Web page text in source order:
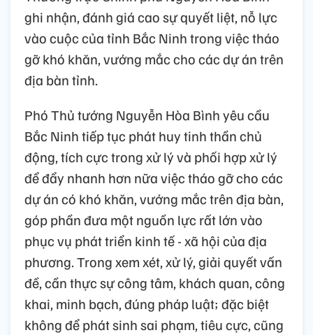
ghi nhận, đánh giá cao sự quyết liệt, nỗ lực
vào cuộc của tỉnh Bắc Ninh trong việc tháo
gỡ khó khăn, vướng mắc cho các dự án trên
địa bàn tỉnh.
Phó Thủ tướng Nguyễn Hòa Bình yêu cầu
Bắc Ninh tiếp tục phát huy tinh thần chủ
động, tích cực trong xử lý và phối hợp xử lý
để đẩy nhanh hơn nữa việc tháo gỡ cho các
dự án có khó khăn, vướng mắc trên địa bàn,
góp phần đưa một nguồn lực rất lớn vào
phục vụ phát triển kinh tế - xã hội của địa
phương. Trong xem xét, xử lý, giải quyết vấn
đề, cần thực sự công tâm, khách quan, công
khai, minh bạch, đúng pháp luật; đặc biệt
không để phát sinh sai phạm, tiêu cực, cũng